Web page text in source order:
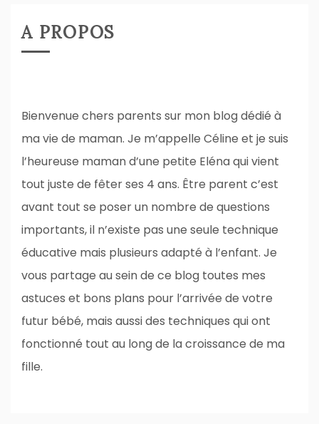
A PROPOS
Bienvenue chers parents sur mon blog dédié à
ma vie de maman. Je m’appelle Céline et je suis
l’heureuse maman d’une petite Eléna qui vient
tout juste de fêter ses 4 ans. Être parent c’est
avant tout se poser un nombre de questions
importants, il n’existe pas une seule technique
éducative mais plusieurs adapté à l’enfant. Je
vous partage au sein de ce blog toutes mes
astuces et bons plans pour l’arrivée de votre
futur bébé, mais aussi des techniques qui ont
fonctionné tout au long de la croissance de ma
fille.